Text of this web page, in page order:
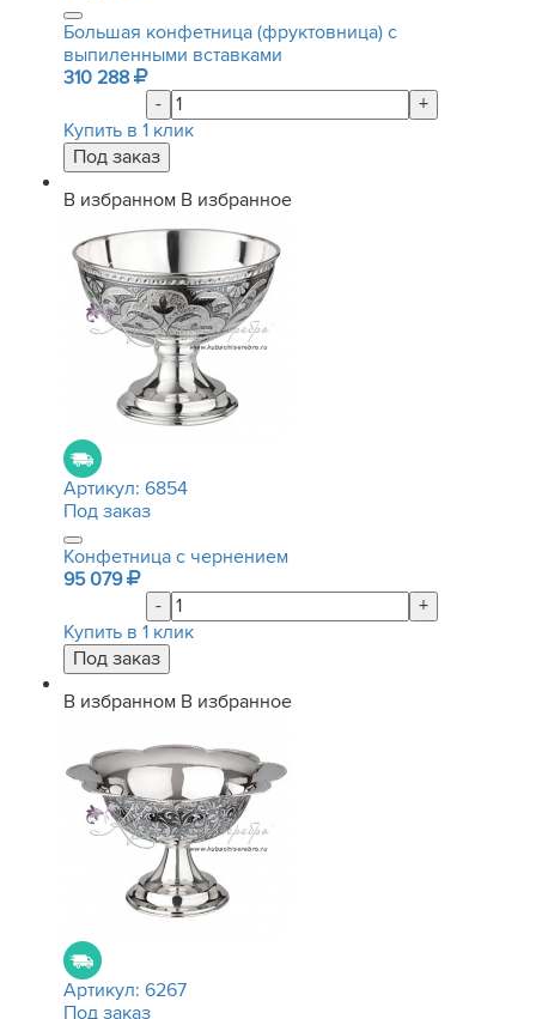
Большая конфетница (фруктовница) с
выпиленными вставками
310 288
-
+
Купить в 1 клик
В избранном В избранное
Артикул: 6854
Под заказ
Конфетница с чернением
95 079
-
+
Купить в 1 клик
В избранном В избранное
Артикул: 6267
Под заказ